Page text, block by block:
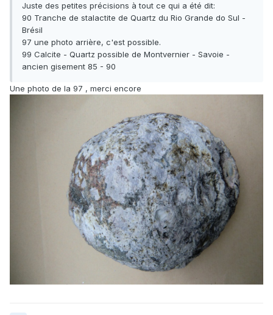
Juste des petites précisions à tout ce qui a été dit:
90 Tranche de stalactite de Quartz du Rio Grande do Sul -
Brésil
97 une photo arrière, c'est possible.
99 Calcite - Quartz possible de Montvernier - Savoie -
ancien gisement 85 - 90
Une photo de la 97 , merci encore